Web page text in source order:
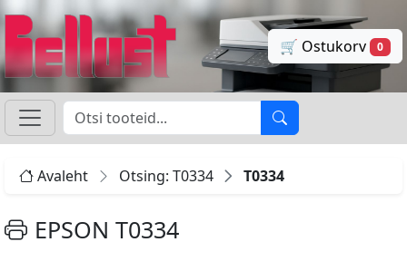
🛒 Ostukorv 0
Avaleht Otsing: T0334 T0334
EPSON T0334